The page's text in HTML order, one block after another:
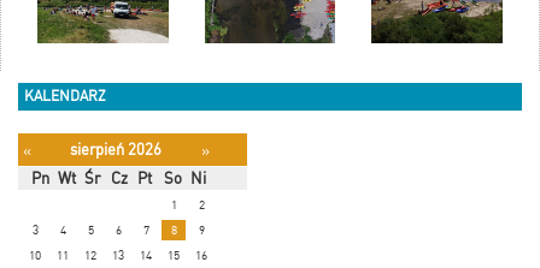
KALENDARZ
« sierpień 2026
»
Pn Wt Śr Cz Pt So Ni
1
2
3
4 5 6 7 8
9
10
11 12 13 14 15
16